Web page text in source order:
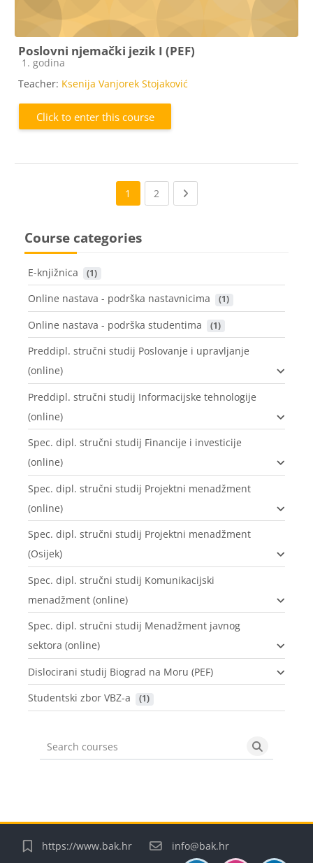
Poslovni njemački jezik I (PEF)
Course category
1. godina
Teacher: Ksenija Vanjorek Stojaković
Click to enter this course
1 2 (current)Next page
Course categories
E-knjižnica (1)
Online nastava - podrška nastavnicima (1)
Online nastava - podrška studentima (1)
Preddipl. stručni studij Poslovanje i upravljanje
(online)
Preddipl. stručni studij Informacijske tehnologije
(online)
Spec. dipl. stručni studij Financije i investicije
(online)
Spec. dipl. stručni studij Projektni menadžment
(online)
Spec. dipl. stručni studij Projektni menadžment
(Osijek)
Spec. dipl. stručni studij Komunikacijski
menadžment (online)
Spec. dipl. stručni studij Menadžment javnog
sektora (online)
Dislocirani studij Biograd na Moru (PEF)
Studentski zbor VBZ-a
(1)
Search courses Search
Blocks
Blocks
Blocks
Blocks
https://www.bak.hr info@bak.hr